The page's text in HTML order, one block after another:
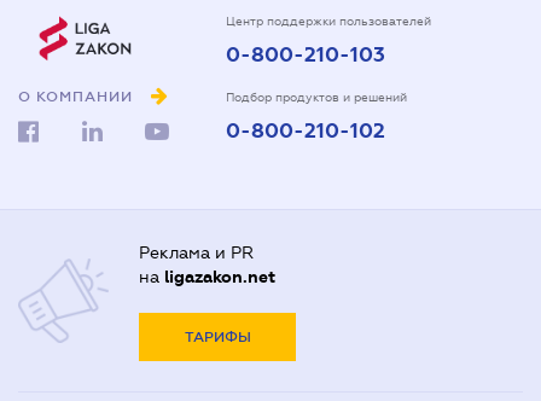
О КОМПАНИИ
Центр поддержки пользователей
0-800-210-103
Подбор продуктов и решений
0-800-210-102
Реклама и PR
на ligazakon.net
ТАРИФЫ